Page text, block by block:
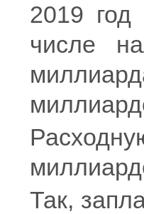
2019 год
числе
Так,